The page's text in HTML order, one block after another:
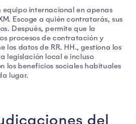
equipo internacional en apenas
Escoge a quién contratarás, sus
Después, permite que la
procesos de contratación y
los datos de RR. HH., gestiona los
legislación local e incluso
los beneficios sociales habituales
lugar.
del